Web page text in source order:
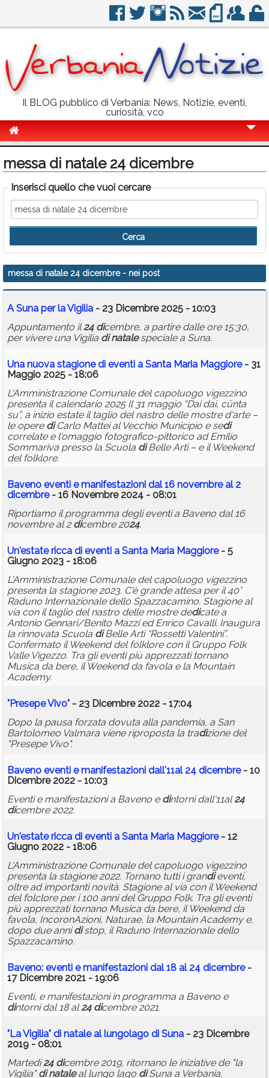
Il BLOG pubblico di Verbania: News, Notizie, eventi,
curiosità, vco
Politica
Sport
Eventi
Info Utili
Rubriche
Calendario
Annunci
messa di natale 24 dicembre
Inserisci quello che vuoi cercare
messa di natale 24 dicembre- nei post
A Suna per la Vigilia - 23 Dicembre 2025 - 10:03
Appuntamento il24 dicembre, a partire dalle ore 15:30,
per vivere una Vigilia di natalespeciale a Suna.
Una nuova stagionedi eventi a Santa Maria Maggiore- 31
Maggio 2025 - 18:06
L'Amministrazione Comunale del capoluogo vigezzino
presenta il calendario 2025 Il 31 maggio “Dai dai, cünta
su”, a inizio estate il taglio del nastro delle mostre d'arte –
le opere diCarlo Mattei al Vecchio Municipio e sedi
correlate e l'omaggio fotografico-pittorico ad Emilio
Sommariva presso la Scuola diBelle Arti – e il Weekend
del folklore.
Baveno eventi e manifestazioni dal 16 novembre al 2
dicembre- 16 Novembre 2024 - 08:01
Riportiamo il programma degli eventi a Baveno dal 16
novembre al 2 dicembre 2024.
Un'estate ricca di eventi a Santa Maria Maggiore- 5
Giugno 2023 - 18:06
L'Amministrazione Comunale del capoluogo vigezzino
presenta la stagione 2023. C'è grande attesa per il 40°
Raduno Internazionale dello Spazzacamino. Stagione al
via con il taglio del nastro delle mostre dedicate a
Antonio Gennari/Benito Mazzi ed Enrico Cavalli. Inaugura
la rinnovata Scuola diBelle Arti “Rossetti Valentini”.
Confermato il Weekend del folklore con il Gruppo Folk
Valle Vigezzo. Tra gli eventi più apprezzati tornano
Musica da bere, il Weekend da favola e la Mountain
Academy.
"Presepe Vivo" - 23 Dicembre 2022 - 17:04
Dopo la pausa forzata dovuta alla pandemia, a San
Bartolomeo Valmara viene riproposta la tradizione del
"Presepe Vivo".
Baveno eventi e manifestazioni dall'11al 24 dicembre- 10
Dicembre 2022 - 10:03
Eventi e manifestazioni a Baveno e dintorni dall'11al24
dicembre 2022.
Un'estate ricca di eventi a Santa Maria Maggiore- 12
Giugno 2022 - 18:06
L'Amministrazione Comunale del capoluogo vigezzino
presenta la stagione 2022. Tornano tutti i grandieventi,
oltre ad importanti novità. Stagione al via con il Weekend
del folclore per i 100 anni del Gruppo Folk. Tra gli eventi
più apprezzati tornano Musica da bere, il Weekend da
favola, IncoronAzioni, Naturae, la Mountain Academy e,
dopo due annidistop, il Raduno Internazionale dello
Spazzacamino.
Baveno: eventi e manifestazioni dal 18 al 24 dicembre-
17 Dicembre 2021 - 19:06
Eventi, e manifestazioni in programma a Baveno e
dintorni dal 18 al24 dicembre 2021.
"La Vigilia" di nataleal lungolago di Suna - 23 Dicembre
2019 - 08:01
Martedì24 dicembre 2019, ritornano le iniziative de "la
Vigilia"di nataleal lungo lago diSuna a Verbania.